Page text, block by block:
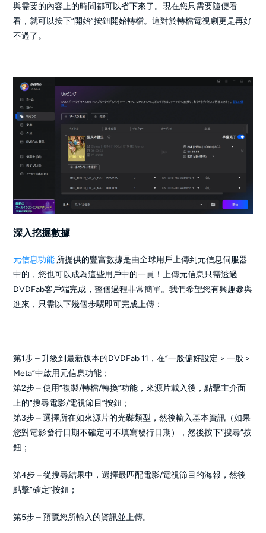
與需要的內容上的時間都可以省下來了。現在您只需要隨便看
看，就可以按下“開始”按鈕開始轉檔。這對於轉檔電視劇更是再好
不過了。
深入挖掘數據
元信息功能 所提供的豐富數據是由全球用戶上傳到元信息伺服器
中的，您也可以成為這些用戶中的一員！上傳元信息只需透過
DVDFab客戶端完成，整個過程非常簡單。我們希望您有興趣參與
進來，只需以下幾個步驟即可完成上傳：
第1步 – 升級到最新版本的DVDFab 11，在“一般偏好設定 > 一般 >
Meta”中啟用元信息功能；
第2步 – 使用“複製/轉檔/轉換”功能，來源片載入後，點擊主介面
上的“搜尋電影/電視節目”按鈕；
第3步 – 選擇所在如來源片的光碟類型，然後輸入基本資訊（如果
您對電影發行日期不確定可不填寫發行日期），然後按下“搜尋”按
鈕；
第4步 – 從搜尋結果中，選擇最匹配電影/電視節目的海報，然後
點擊“確定”按鈕；
第5步 – 預覽您所輸入的資訊並上傳。